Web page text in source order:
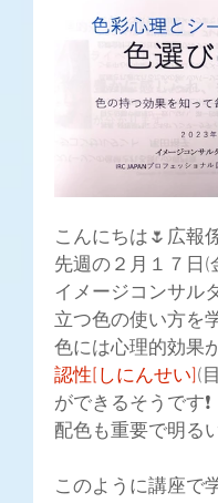
こんにちは🌷広報
先週の２月１７日
イメージコンサル
立つ色の使い方を
色には心理的効果
認性[しにんせい](
ができるそうです❗
配色も重要で明る
このように講座で